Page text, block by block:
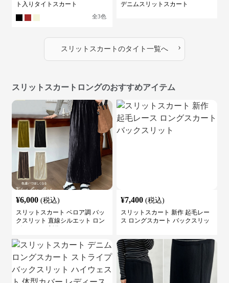
ト入りタイトスカート
全3色
デニムスリットスカート
スリットスカート のタイト 一覧へ ›
スリットスカートロングのおすすめアイテム
¥6,000 (税込)
スリットスカート ベロア調 バッ
クスリット 直線シルエット ロン
¥7,400 (税込)
スリットスカート 新作 起毛レー
ス ロングスカート バックスリッ